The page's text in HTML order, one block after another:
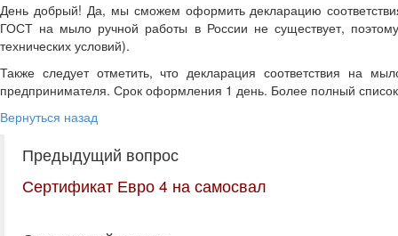
День добрый! Да, мы сможем оформить декларацию
ГОСТ на мыло ручной работы в России не существует,
технических условий).
Также следует отметить, что декларация соответствия на
предпринимателя. Срок оформления 1 день. Более полный
Вернуться назад
Предыдущий вопрос
Сертификат Евро 4 на самосвал